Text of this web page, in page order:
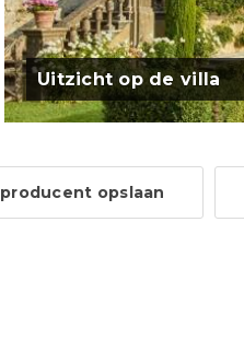
Uitzicht op de villa
producent opslaan